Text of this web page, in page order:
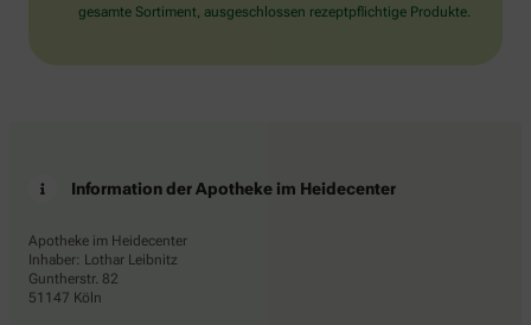
gesamte Sortiment, ausgeschlossen rezeptpflichtige Produkte.
Information der Apotheke im Heidecenter
Apotheke im Heidecenter
Inhaber: Lothar Leibnitz
Guntherstr. 82
51147 Köln